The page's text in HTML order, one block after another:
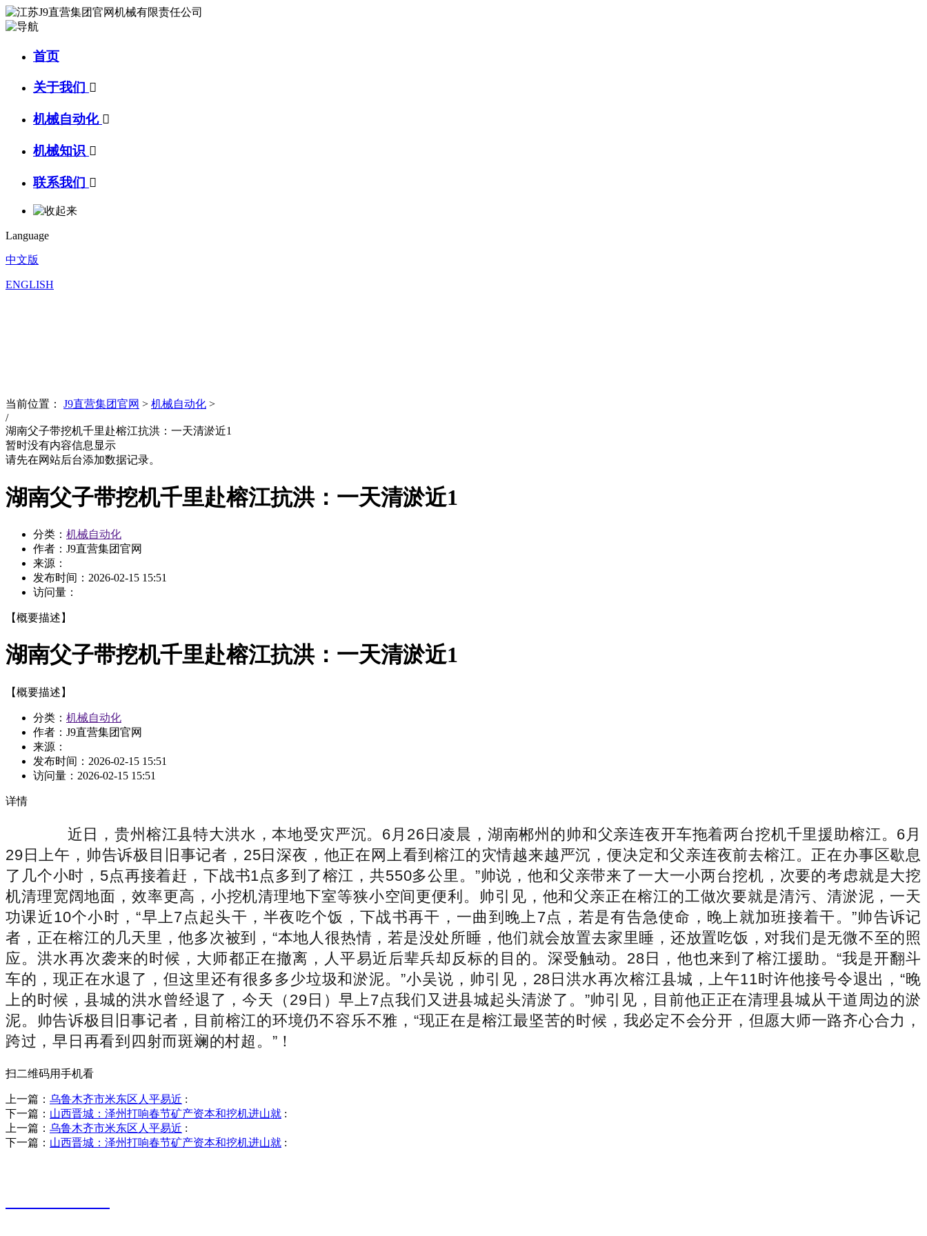
首页
关于我们 
机械自动化 
机械知识 
联系我们 
Language
中文版
ENGLISH
当前位置： J9直营集团官网 > 机械自动化 >
/
湖南父子带挖机千里赴榕江抗洪：一天清淤近1
暂时没有内容信息显示
请先在网站后台添加数据记录。
湖南父子带挖机千里赴榕江抗洪：一天清淤近1
分类： 机械自动化
作者：J9直营集团官网
来源：
发布时间： 2026-02-15 15:51
访问量：
【概要描述】
湖南父子带挖机千里赴榕江抗洪：一天清淤近1
【概要描述】
分类： 机械自动化
作者：J9直营集团官网
来源：
发布时间： 2026-02-15 15:51
访问量： 2026-02-15 15:51
详情
近日，贵州榕江县特大洪水，本地受灾严沉。6月26日凌晨，湖南郴州的帅和父亲连夜开车拖着两台挖机千里援助榕江。6月
29日上午，帅告诉极目旧事记者，25日深夜，他正在网上看到榕江的灾情越来越严沉，便决定和父亲连夜前去榕江。正在办事区歇息
了几个小时，5点再接着赶，下战书1点多到了榕江，共550多公里。”帅说，他和父亲带来了一大一小两台挖机，次要的考虑就是大挖
机清理宽阔地面，效率更高，小挖机清理地下室等狭小空间更便利。帅引见，他和父亲正在榕江的工做次要就是清污、清淤泥，一天
功课近10个小时，“早上7点起头干，半夜吃个饭，下战书再干，一曲到晚上7点，若是有告急使命，晚上就加班接着干。”帅告诉记
者，正在榕江的几天里，他多次被到，“本地人很热情，若是没处所睡，他们就会放置去家里睡，还放置吃饭，对我们是无微不至的照
应。洪水再次袭来的时候，大师都正在撤离，人平易近后辈兵却反标的目的。深受触动。28日，他也来到了榕江援助。“我是开翻斗
车的，现正在水退了，但这里还有很多多少垃圾和淤泥。”小吴说，帅引见，28日洪水再次榕江县城，上午11时许他接号令退出，“晚
上的时候，县城的洪水曾经退了，今天（29日）早上7点我们又进县城起头清淤了。”帅引见，目前他正正在清理县城从干道周边的淤
泥。帅告诉极目旧事记者，目前榕江的环境仍不容乐不雅，“现正在是榕江最坚苦的时候，我必定不会分开，但愿大师一路齐心合力，
跨过，早日再看到四射而斑斓的村超。”！
扫二维码用手机看
上一篇： 乌鲁木齐市米东区人平易近 :
下一篇： 山西晋城：泽州打响春节矿产资本和挖机进山就 :
上一篇： 乌鲁木齐市米东区人平易近 :
下一篇： 山西晋城：泽州打响春节矿产资本和挖机进山就 :